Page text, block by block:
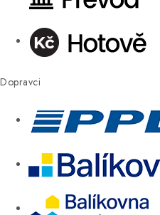
Dopravci